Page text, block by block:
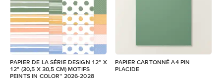
PAPIER DE LA SÉRIE DESIGN 12" X
12" (30,5 X 30,5 CM) MOTIFS
PEINTS IN COLOR™ 2026-2028
PAPIER CARTONNÉ A4 PIN
PLACIDE